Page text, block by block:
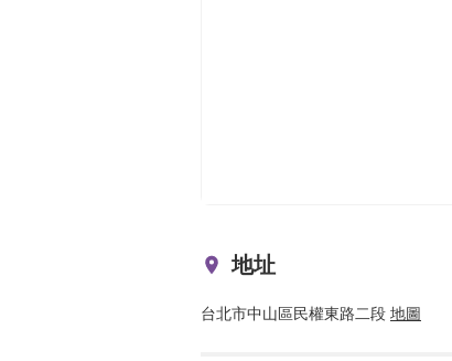
地址
台北市中山區民權東路二段 地圖